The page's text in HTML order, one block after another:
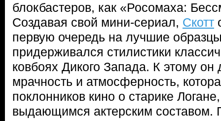
блокбастеров, как «Росомаха:
Создавая свой мини-сериал, Скотт
первую очередь на лучшие
придерживался стилистики
ковбоях Дикого Запада. К этому
мрачность и атмосферность,
поклонников кино о старике
выдающимся актерским составом.